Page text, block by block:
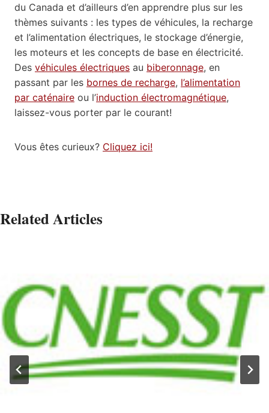
du Canada et d’ailleurs d’en apprendre plus sur les
thèmes suivants : les types de véhicules, la recharge
et l’alimentation électriques, le stockage d’énergie,
les moteurs et les concepts de base en électricité.
Des véhicules électriques au biberonnage, en
passant par les bornes de recharge, l’alimentation
par caténaire ou l’induction électromagnétique,
laissez-vous porter par le courant!
Vous êtes curieux? Cliquez ici!
Related Articles